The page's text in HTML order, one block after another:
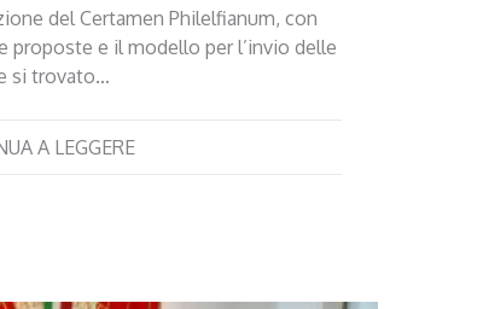
del Certamen Philelfianum, con
proposte e il modello per l’invio delle
si trovato…
A LEGGERE